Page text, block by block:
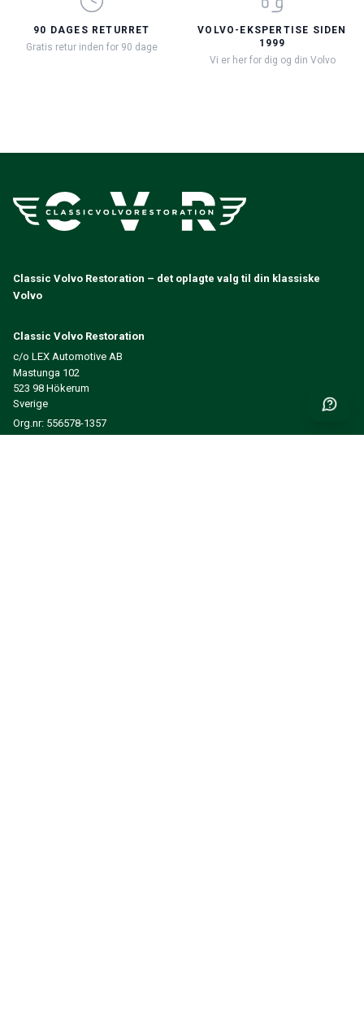
90 DAGES RETURRET
Gratis retur inden for 90 dage
VOLVO-EKSPERTISE SIDEN
1999
Vi er her for dig og din Volvo
Classic Volvo Restoration – det oplagte valg til din klassiske
Volvo
Classic Volvo Restoration
c/o LEX Automotive AB
Mastunga 102
523 98 Hökerum
Sverige
Org.nr: 556578-1357